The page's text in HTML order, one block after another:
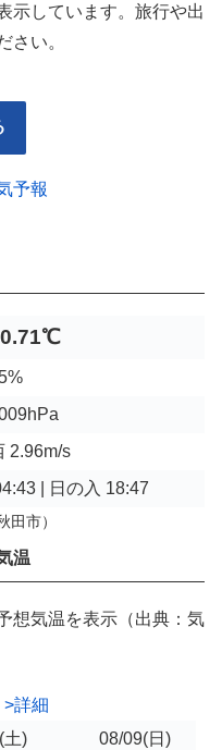
示しています。旅行や出
さい。
予報
2.96m/s
| 日の入 18:47
田市）
温
想気温を表示（出典：気
>詳細
土) 08/09(日)